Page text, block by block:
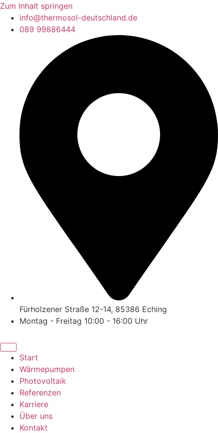
Zum Inhalt springen
info@thermosol-deutschland.de
089 99886444
Fürholzener Straße 12-14, 85386 Eching
Montag - Freitag 10:00 - 16:00 Uhr
Start
Wärmepumpen
Photovoltaik
Referenzen
Karriere
Über uns
Kontakt